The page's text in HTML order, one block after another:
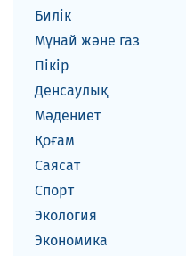
Билік
Мұнай және газ
Пікір
Денсаулық
Мәдениет
Қоғам
Саясат
Спорт
Экология
Экономика